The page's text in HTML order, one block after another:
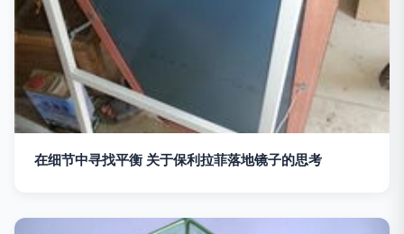
在细节中寻找平衡 关于保利拉菲落地镜子的思考